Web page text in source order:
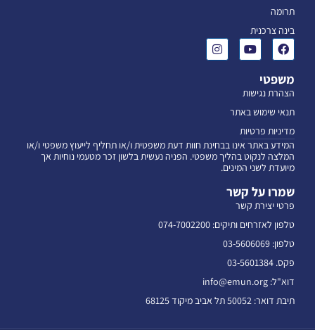
תרומה
בינה צרכנית
משפטי
הצהרת נגישות
תנאי שימוש באתר
מדיניות פרטיות
המידע באתר אינו בבחינת חוות דעת משפטית ו/או תחליף לייעוץ משפטי ו/או
המלצה לנקוט בהליך משפטי. הפניה נעשית בלשון זכר מטעמי נוחיות אך
מיועדת לשני המינים.
שמרו על קשר
פרטי יצירת קשר
טלפון לאזרחים ותיקים: 074-7002200
טלפון: 03-5606069
פקס. 03-5601384
דוא"ל: info@emun.org
תיבת דואר: 50052 תל אביב מיקוד 68125